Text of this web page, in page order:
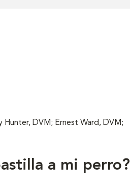
Hunter, DVM; Ernest Ward, DVM;
a mi perro?